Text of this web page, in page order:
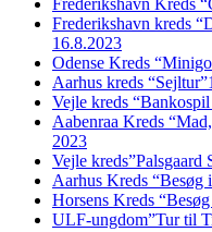
Frederikshavn Kreds
Frederikshavn kreds
16.8.2023
Odense Kreds
Aarhus kreds
Vejle kreds
Aabenraa Kreds
2023
Vejle kreds”Palsgaard
Aarhus Kreds “Besøg
Horsens Kreds
ULF-ungdom”Tur til